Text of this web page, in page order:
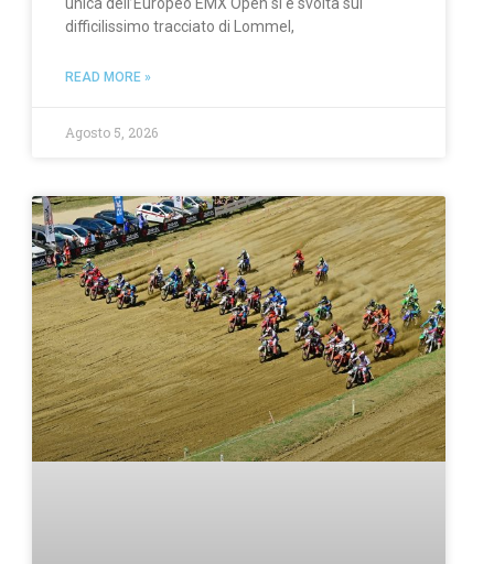
difficilissimo tracciato di Lommel,
READ MORE »
Agosto 5, 2026